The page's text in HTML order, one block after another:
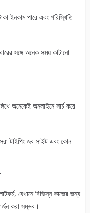
ইনকাম পারে এবং পরিস্থিতি
সঙ্গে অনেক সময় কাটানো
অনেকেই অনলাইনে সার্চ করে
টাইপিং জব সাইট এবং কোন
যেখানে বিভিন্ন কাজের জন্য
করা সম্ভব।